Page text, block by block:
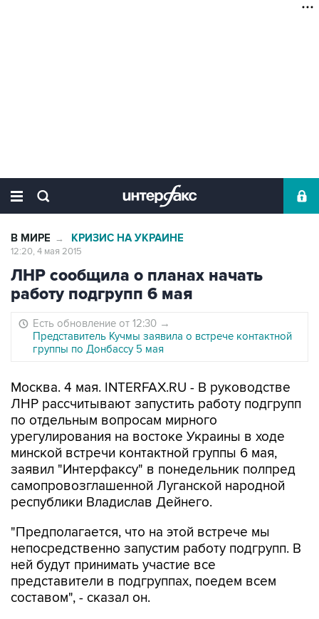
В МИРЕ → КРИЗИС НА УКРАИНЕ
12:20, 4 мая 2015
ЛНР сообщила о планах начать
работу подгрупп 6 мая
Есть обновление от 12:30 →
Представитель Кучмы заявила о встрече контактной
группы по Донбассу 5 мая
Москва. 4 мая. INTERFAX.RU - В руководстве
ЛНР рассчитывают запустить работу подгрупп
по отдельным вопросам мирного
урегулирования на востоке Украины в ходе
минской встречи контактной группы 6 мая,
заявил "Интерфаксу" в понедельник полпред
самопровозглашенной Луганской народной
республики Владислав Дейнего.
"Предполагается, что на этой встрече мы
непосредственно запустим работу подгрупп. В
ней будут принимать участие все
представители в подгруппах, поедем всем
составом", - сказал он.